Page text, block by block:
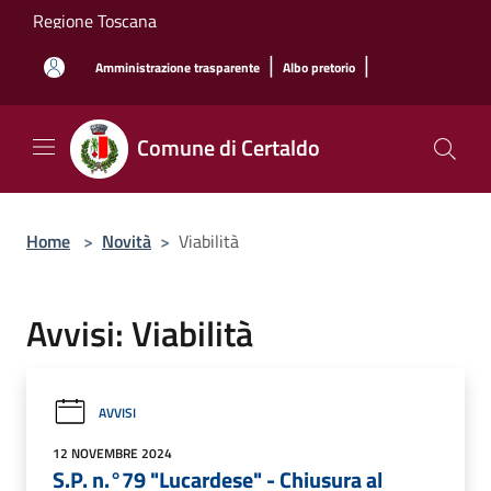
Salta al contenuto principale
Regione Toscana
Amministrazione trasparente | Albo pretorio |
Comune di Certaldo
Home > Novità > Viabilità
Avvisi: Viabilità
AVVISI
12 NOVEMBRE 2024
S.P. n.°79 "Lucardese" - Chiusura al